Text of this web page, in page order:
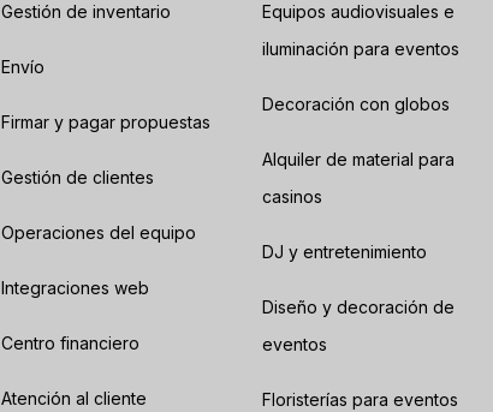
Gestión de inventario
Envío
Firmar y pagar propuestas
Gestión de clientes
Operaciones del equipo
Integraciones web
Centro financiero
Atención al cliente
Equipos audiovisuales e
iluminación para eventos
Decoración con globos
Alquiler de material para
casinos
DJ y entretenimiento
Diseño y decoración de
eventos
Floristerías para eventos